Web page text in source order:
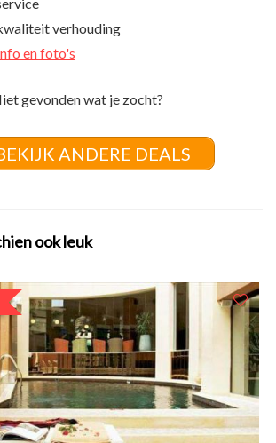
verhouding
en foto's
gevonden wat je zocht?
ANDERE DEALS
ook leuk